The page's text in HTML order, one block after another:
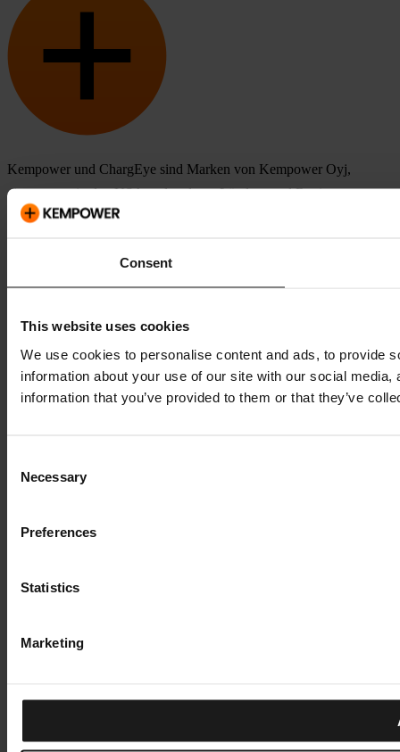
Consent
This website uses cookies
We use cookies to personalise content and ads, to provide
information about your use of our site with our social
information that you’ve provided to them or that they’ve
Selection
Necessary
Preferences
Statistics
Marketing
Kempower und ChargEye sind Marken von Kempower Oyj,
eingetragen in den USA und anderen Ländern und Regionen.